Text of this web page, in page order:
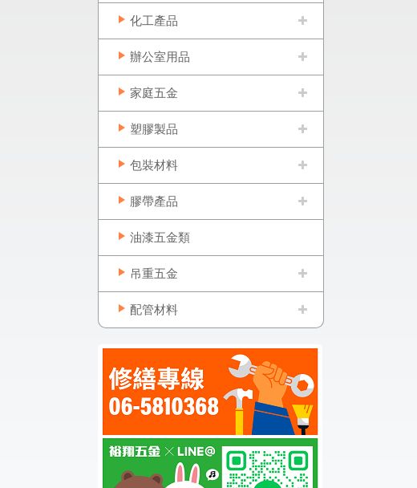
化工產品
辦公室用品
家庭五金
塑膠製品
包裝材料
膠帶產品
油漆五金類
吊重五金
配管材料